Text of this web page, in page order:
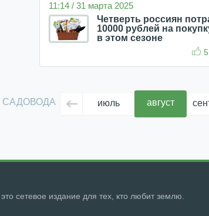
11:14 / 31 марта 2025
Четверть россиян
10000 рублей на
в этом сезоне
5
САДОВОДА июль август
сетевое издание для тех, кто любит землю.